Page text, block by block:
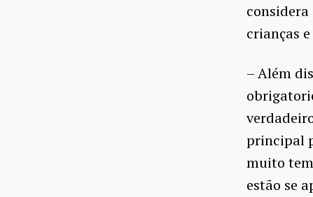
crianças
– Além
principal
muito
estão se